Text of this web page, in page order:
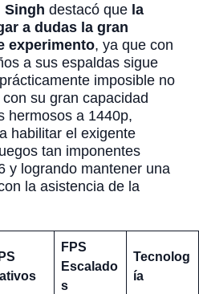
Singh destacó que la
a dudas la gran
experimento, ya que con
a sus espaldas sigue
imposible no
su gran capacidad
hermosos a 1440p,
habilitar el exigente
tan imponentes
y logrando mantener una
la asistencia de la
FPS
Escalado
s
Tecnolog
ía